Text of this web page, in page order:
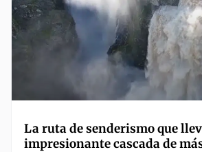
La ruta de senderismo que
impresionante cascada de